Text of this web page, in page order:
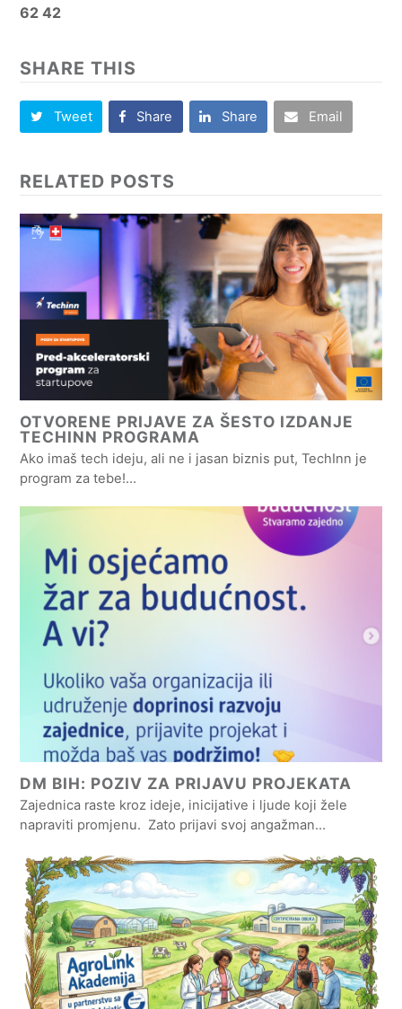
62 42
SHARE THIS
Tweet Share Share Email
RELATED POSTS
OTVORENE PRIJAVE ZA ŠESTO IZDANJE
TECHINN PROGRAMA
Ako imaš tech ideju, ali ne i jasan biznis put, TechInn je
program za tebe!…
DM BIH: POZIV ZA PRIJAVU PROJEKATA
Zajednica raste kroz ideje, inicijative i ljude koji žele
napraviti promjenu. Zato prijavi svoj angažman…